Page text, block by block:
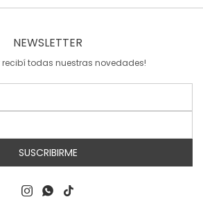
NEWSLETTER
recibí todas nuestras novedades!
SUSCRIBIRME
  